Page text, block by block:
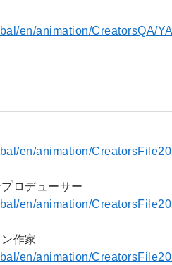
en/animation/CreatorsQA/
en/animation/
ロデューサー
en/animation/
作家
en/animation/